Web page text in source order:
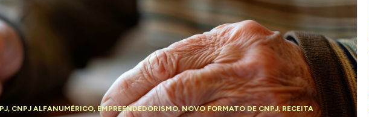
, CNPJ ALFANUMÉRICO, EMPREENDEDORISMO,NOVO FORMATO DE CNPJ,RECEITA